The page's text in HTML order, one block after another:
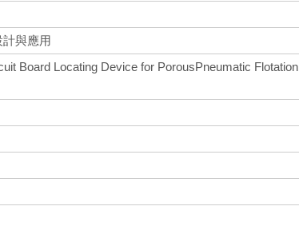
與應用
Board Locating Device for PorousPneumatic Flotation